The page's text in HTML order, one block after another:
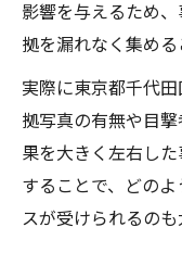
影響を与えるため
拠を漏れなく集める
実際に東京都千代
拠写真の有無や目
果を大きく左右し
することで、どの
スが受けられるのも